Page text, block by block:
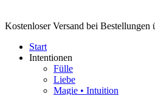
Inhalt
Kostenloser Versand bei Bestellungen
Start
Intentionen
Fülle
Liebe
Magie • Intuition